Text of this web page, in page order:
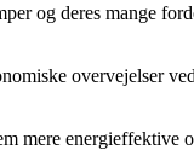
og deres mange
overvejelser
mere